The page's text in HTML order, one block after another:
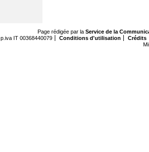
Page rédigée par la Service de la
p.iva IT 00368440079
Conditions d'utilisation
Crédits